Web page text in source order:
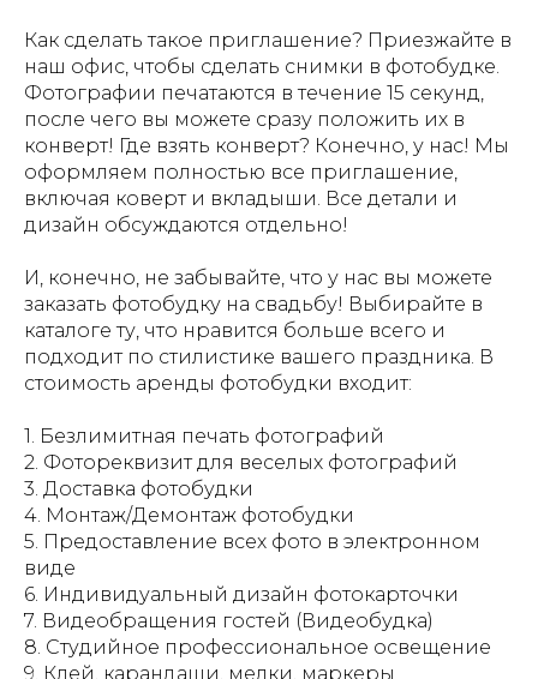
Как сделать такое приглашение? Приезжайте в
наш офис, чтобы сделать снимки в фотобудке.
Фотографии печатаются в течение 15 секунд,
после чего вы можете сразу положить их в
конверт! Где взять конверт? Конечно, у нас! Мы
оформляем полностью все приглашение,
включая коверт и вкладыши. Все детали и
дизайн обсуждаются отдельно!
И, конечно, не забывайте, что у нас вы можете
заказать фотобудку на свадьбу! Выбирайте в
каталоге ту, что нравится больше всего и
подходит по стилистике вашего праздника. В
стоимость аренды фотобудки входит:
1. Безлимитная печать фотографий
2. Фотореквизит для веселых фотографий
3. Доставка фотобудки
4. Монтаж/Демонтаж фотобудки
5. Предоставление всех фото в электронном
виде
6. Индивидуальный дизайн фотокарточки
7. Видеобращения гостей (Видеобудка)
8. Студийное профессиональное освещение
9. Клей, карандаши, мелки, маркеры